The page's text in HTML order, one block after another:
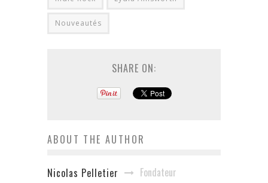
Nouveautés
SHARE ON:
ABOUT THE AUTHOR
Nicolas Pelletier Fondateur